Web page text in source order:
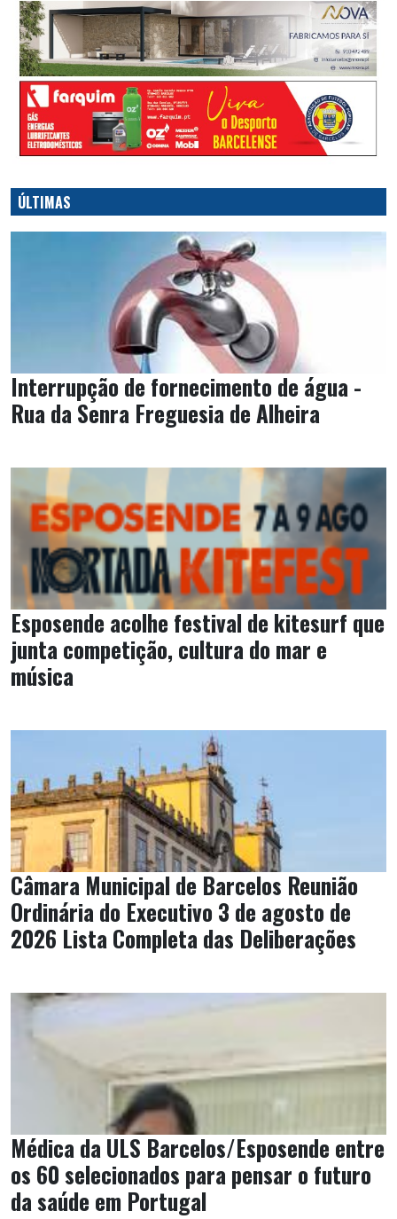
ÚLTIMAS
Interrupção de fornecimento de água -
Rua da Senra Freguesia de Alheira
Esposende acolhe festival de kitesurf que
junta competição, cultura do mar e
música
Câmara Municipal de Barcelos Reunião
Ordinária do Executivo 3 de agosto de
2026 Lista Completa das Deliberações
Médica da ULS Barcelos/Esposende entre
os 60 selecionados para pensar o futuro
da saúde em Portugal